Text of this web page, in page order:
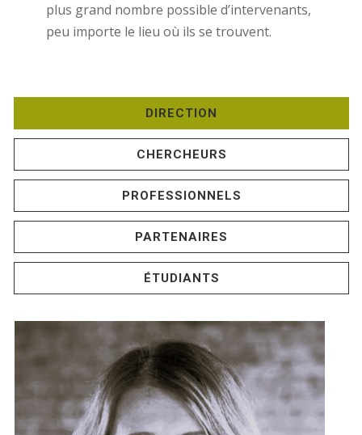
plus grand nombre possible d’intervenants,
peu importe le lieu où ils se trouvent.
DIRECTION
CHERCHEURS
PROFESSIONNELS
PARTENAIRES
ÉTUDIANTS